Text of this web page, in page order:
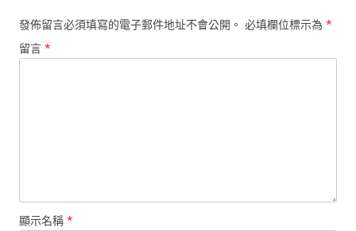
發佈留言必須填寫的電子郵件地址不會公開。 必填欄位標示為 *
留言 *
顯示名稱 *